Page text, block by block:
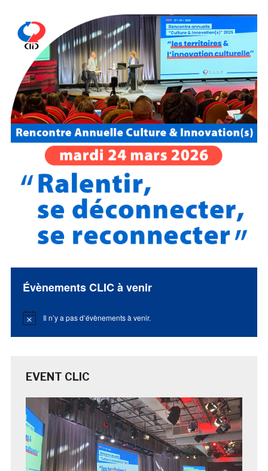
Évènements CLIC à venir
Notice Il n’y a pas d’évènements à venir.
EVENT CLIC